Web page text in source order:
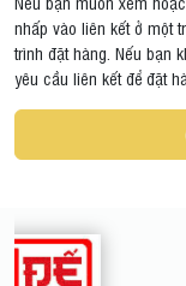
nhấp vào liên kết ở một
trình đặt hàng. Nếu bạn
yêu cầu liên kết để đặt